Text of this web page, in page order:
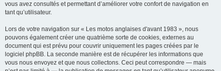
vous avez consultés et permettant d’améliorer votre confort de navigation en
tant qu’utilisateur.
Lors de votre navigation sur « Les motos anglaises d'avant 1983 », nous
pouvons également créer une quatrième sorte de cookies, externes au
document qui est prévu pour couvrir uniquement les pages créées par le
logiciel phpBB. La seconde manière est de récupérer les informations que
vous nous envoyez et que nous collectons. Ceci peut correspondre — mais